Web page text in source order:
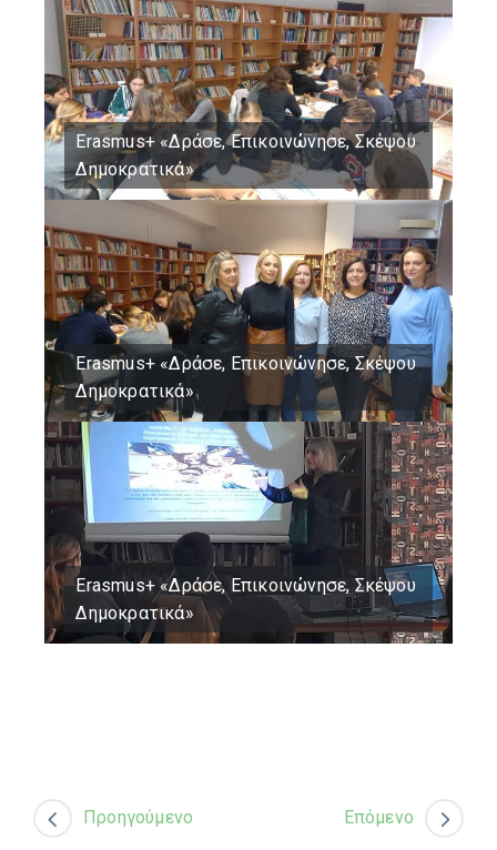
Erasmus+ «Δράσε, Επικοινώνησε, Σκέψου
Δημοκρατικά»
Erasmus+ «Δράσε, Επικοινώνησε, Σκέψου
Δημοκρατικά»
Erasmus+ «Δράσε, Επικοινώνησε, Σκέψου
Δημοκρατικά»
Προηγούμενο Επόμενο